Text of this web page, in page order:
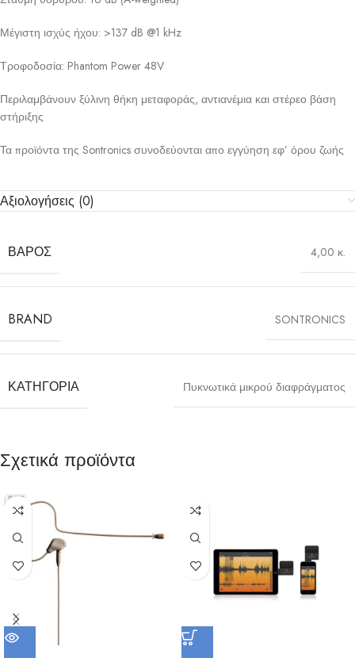
Μέγιστη ισχύς ήχου: >137 dB @1 kHz
Τροφοδοσία: Phantom Power 48V
Περιλαμβάνουν ξύλινη θήκη μεταφοράς, αντιανέμια και στέρεο βάση
στήριξης
Τα προϊόντα της Sontronics συνοδεύονται απο εγγύηση εφ’ όρου ζωής
Αξιολογήσεις (0)
ΒΆΡΟΣ 4,00 κ.
BRAND SONTRONICS
ΚΑΤΗΓΟΡΊΑ Πυκνωτικά μικρού διαφράγματος
Σχετικά προϊόντα